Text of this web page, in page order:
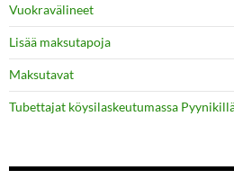
Vuokravälineet
Lisää maksutapoja
Maksutavat
Tubettajat köysilaskeutumassa